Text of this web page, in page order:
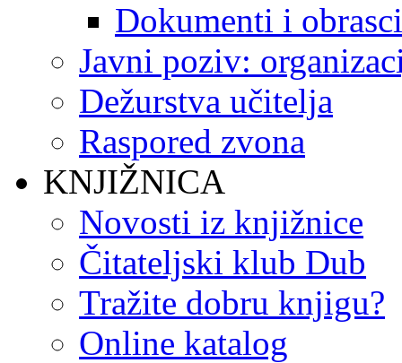
Dokumenti i obrasci
Javni poziv:
Dežurstva učitelja
Raspored zvona
KNJIŽNICA
Novosti iz knjižnice
Čitateljski klub Dub
Tražite dobru knjigu?
Online katalog